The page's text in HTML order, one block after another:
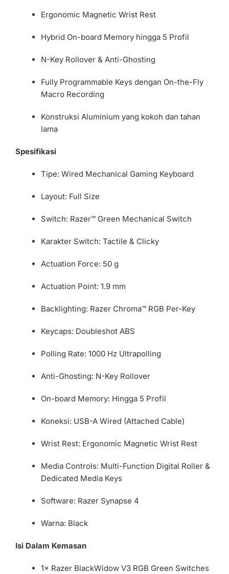
Ergonomic Magnetic Wrist Rest
Hybrid On-board Memory hingga 5 Profil
N-Key Rollover & Anti-Ghosting
Fully Programmable Keys dengan On-the-Fly
Macro Recording
Konstruksi Aluminium yang kokoh dan tahan
lama
Spesifikasi
Tipe: Wired Mechanical Gaming Keyboard
Layout: Full Size
Switch: Razer™ Green Mechanical Switch
Karakter Switch: Tactile & Clicky
Actuation Force: 50 g
Actuation Point: 1.9 mm
Backlighting: Razer Chroma™ RGB Per-Key
Keycaps: Doubleshot ABS
Polling Rate: 1000 Hz Ultrapolling
Anti-Ghosting: N-Key Rollover
On-board Memory: Hingga 5 Profil
Koneksi: USB-A Wired (Attached Cable)
Wrist Rest: Ergonomic Magnetic Wrist Rest
Media Controls: Multi-Function Digital Roller &
Dedicated Media Keys
Software: Razer Synapse 4
Warna: Black
Isi Dalam Kemasan
1× Razer BlackWidow V3 RGB Green Switches